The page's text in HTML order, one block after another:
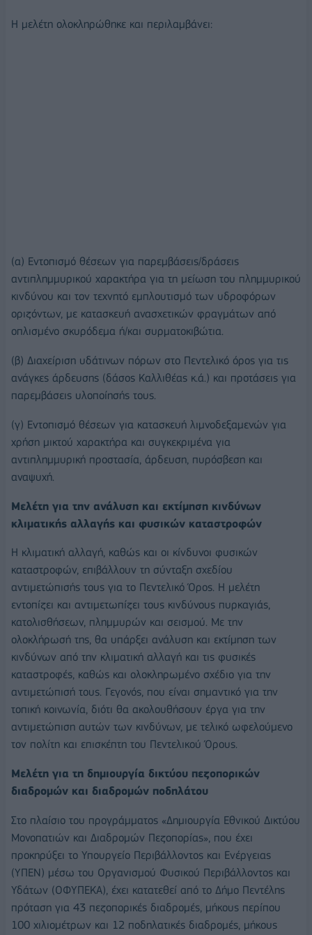
Η μελέτη ολοκληρώθηκε και περιλαμβάνει:
(α) Εντοπισμό θέσεων για παρεμβάσεις/δράσεις
αντιπλημμυρικού χαρακτήρα για τη μείωση του πλημμυρικού
κινδύνου και τον τεχνητό εμπλουτισμό των υδροφόρων
οριζόντων, με κατασκευή ανασχετικών φραγμάτων από
οπλισμένο σκυρόδεμα ή/και συρματοκιβώτια.
(β) Διαχείριση υδάτινων πόρων στο Πεντελικό όρος για τις
ανάγκες άρδευσης (δάσος Καλλιθέας κ.ά.) και προτάσεις για
παρεμβάσεις υλοποίησής τους.
(γ) Εντοπισμό θέσεων για κατασκευή λιμνοδεξαμενών για
χρήση μικτού χαρακτήρα και συγκεκριμένα για
αντιπλημμυρική προστασία, άρδευση, πυρόσβεση και
αναψυχή.
Μελέτη για την ανάλυση και εκτίμηση κινδύνων
κλιματικής αλλαγής και φυσικών καταστροφών
Η κλιματική αλλαγή, καθώς και οι κίνδυνοι φυσικών
καταστροφών, επιβάλλουν τη σύνταξη σχεδίου
αντιμετώπισής τους για το Πεντελικό Όρος. Η μελέτη
εντοπίζει και αντιμετωπίζει τους κινδύνους πυρκαγιάς,
κατολισθήσεων, πλημμυρών και σεισμού. Με την
ολοκλήρωσή της, θα υπάρξει ανάλυση και εκτίμηση των
κινδύνων από την κλιματική αλλαγή και τις φυσικές
καταστροφές, καθώς και ολοκληρωμένο σχέδιο για την
αντιμετώπισή τους. Γεγονός, που είναι σημαντικό για την
τοπική κοινωνία, διότι θα ακολουθήσουν έργα για την
αντιμετώπιση αυτών των κινδύνων, με τελικό ωφελούμενο
τον πολίτη και επισκέπτη του Πεντελικού Όρους.
Μελέτη για τη δημιουργία δικτύου πεζοπορικών
διαδρομών και διαδρομών ποδηλάτου
Στο πλαίσιο του προγράμματος «Δημιουργία Εθνικού Δικτύου
Μονοπατιών και Διαδρομών Πεζοπορίας», που έχει
προκηρύξει το Υπουργείο Περιβάλλοντος και Ενέργειας
(ΥΠΕΝ) μέσω του Οργανισμού Φυσικού Περιβάλλοντος και
Υδάτων (ΟΦΥΠΕΚΑ), έχει κατατεθεί από το Δήμο Πεντέλης
πρόταση για 43 πεζοπορικές διαδρομές, μήκους περίπου
100 χιλιομέτρων και 12 ποδηλατικές διαδρομές, μήκους